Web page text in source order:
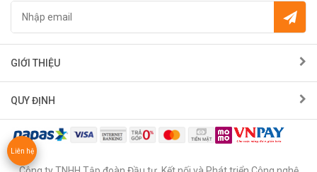
GIỚI THIỆU
QUY ĐỊNH
Liên hệ